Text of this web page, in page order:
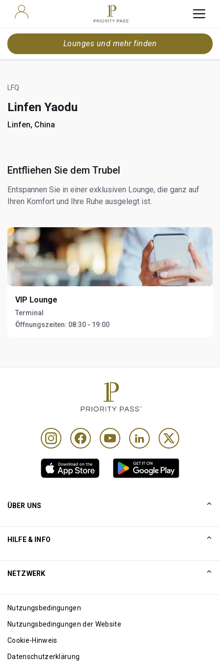
Lounges und mehr finden
LFQ
Linfen Yaodu
Linfen, China
Entfliehen Sie dem Trubel
Entspannen Sie in einer exklusiven Lounge, die ganz auf
Ihren Komfort und Ihre Ruhe ausgelegt ist.
VIP Lounge
Terminal
Öffnungszeiten: 08:30 - 19:00
ÜBER UNS
Excellence Awards
Blog
HILFE & INFO
NETZWERK
Nutzungsbedingungen
Nutzungsbedingungen der Website
Cookie-Hinweis
Datenschutzerklärung